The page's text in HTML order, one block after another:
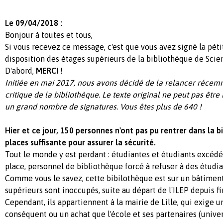
Le 09/04/2018 :
Bonjour à toutes et tous,
Si vous recevez ce message, c'est que vous avez signé la
disposition des étages supérieurs de la bibliothèque de
D'abord, MERCI !
Initiée en mai 2017, nous avons décidé de la relancer
critique de la bibliothèque. Le texte original ne peut pas
un grand nombre de signatures. Vous êtes plus de 640 !
Hier et ce jour, 150 personnes n'ont pas pu rentrer dans la
places suffisante pour assurer la sécurité.
Tout le monde y est perdant : étudiantes et étudiants
place, personnel de bibliothèque forcé à refuser à des
Comme vous le savez, cette bibilothèque est sur un
supérieurs sont inoccupés, suite au départ de l'ILEP depuis
Cependant, ils appartiennent à la mairie de Lille, qui exige
conséquent ou un achat que l'école et ses partenaires